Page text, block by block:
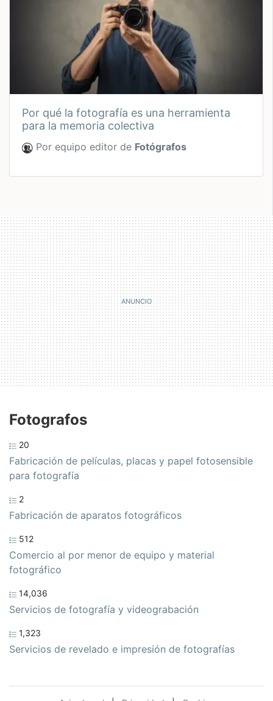
por qué la fotografía es una herramienta
para la memoria colectiva
Por equipo editor de Fotógrafos
Fotografos
20
Fabricación de películas, placas y papel fotosensible
para fotografía
2
Fabricación de aparatos fotográficos
512
Comercio al por menor de equipo y material
fotográfico
14,036
Servicios de fotografía y videograbación
1,323
Servicios de revelado e impresión de fotografías